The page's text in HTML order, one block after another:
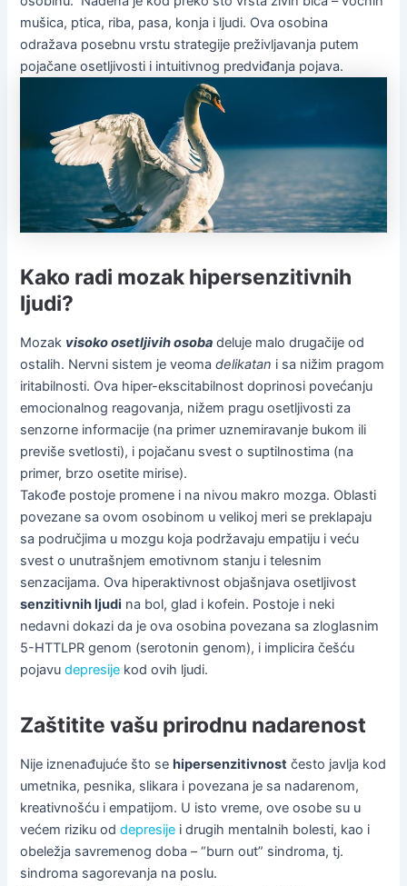
mušica, ptica, riba, pasa, konja i ljudi. Ova osobina
odražava posebnu vrstu strategije preživljavanja putem
pojačane osetljivosti i intuitivnog predviđanja pojava.
Kako radi mozak hipersenzitivnih
ljudi?
Mozak visoko osetljivih osoba deluje malo drugačije od
ostalih. Nervni sistem je veomadelikatan i sa nižim pragom
iritabilnosti. Ova hiper-ekscitabilnost doprinosi povećanju
emocionalnog reagovanja, nižem pragu osetljivosti za
senzorne informacije (na primer uznemiravanje bukom ili
previše svetlosti), i pojačanu svest o suptilnostima (na
primer, brzo osetite mirise).
Takođe postoje promene i na nivou makro mozga. Oblasti
povezane sa ovom osobinom u velikoj meri se preklapaju
sa područjima u mozgu koja podržavaju empatiju i veću
svest o unutrašnjem emotivnom stanju i telesnim
senzacijama. Ova hiperaktivnost objašnjava osetljivost
senzitivnih ljudi na bol, glad i kofein. Postoje i neki
nedavni dokazi da je ova osobina povezana sa zloglasnim
5-HTTLPR genom (serotonin genom), i implicira češću
pojavudepresije kod ovih ljudi.
Zaštitite vašu prirodnu nadarenost
Nije iznenađujuće što se hipersenzitivnost često javlja kod
umetnika, pesnika, slikara i povezana je sa nadarenom,
kreativnošću i empatijom. U isto vreme, ove osobe su u
većem riziku oddepresije i drugih mentalnih bolesti, kao i
obeležja savremenog doba – “burn out” sindroma, tj.
sindroma sagorevanja na poslu.